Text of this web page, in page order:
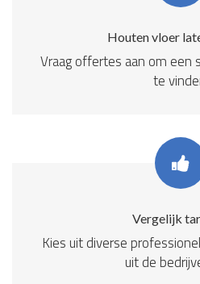
Houten vloer
Vraag offertes aan om een
te
Vergelijk
Kies uit diverse
uit de